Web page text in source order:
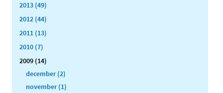
2013 (49)
2012 (44)
2011 (13)
2010 (7)
2009 (14)
december (2)
november (1)